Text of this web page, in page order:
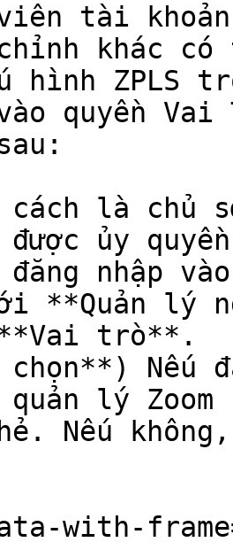
tài khoản
khác có
hình ZPLS
quyền
là chủ
ủy
nhập
**Quản lý
**Vai trò**.
Nếu
lý Zoom
Nếu